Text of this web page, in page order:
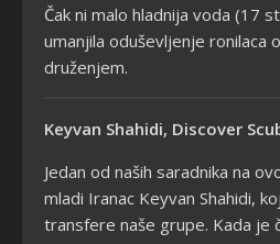
Čak ni malo hladnija voda (17
umanjila oduševljenje ronilaca
druženjem.
Keyvan Shahidi, Discover
Jedan od naših saradnika na
mladi Iranac Keyvan Shahidi,
transfere naše grupe. Kada je